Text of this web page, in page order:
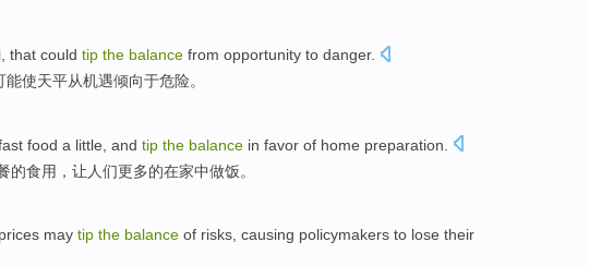
that could tip the balance from opportunity to danger.
能使天平从机遇倾向于危险。
food a little, and tip the balance in favor of home preparation
的食用，让人们更多的在家中做饭。
prices may tip the balance of risks, causing policymakers to lose their